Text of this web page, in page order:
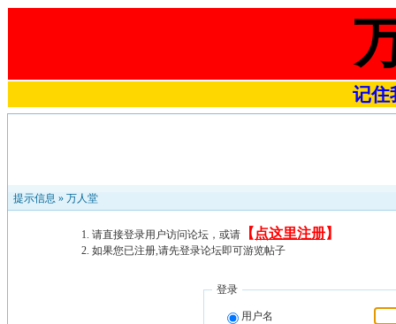
记住
提示信息 » 万人堂
请直接登录用户访问论坛，或请 【 点这里注册】
如果您已注册,请先登录论坛即可游览帖子
登录
用户名